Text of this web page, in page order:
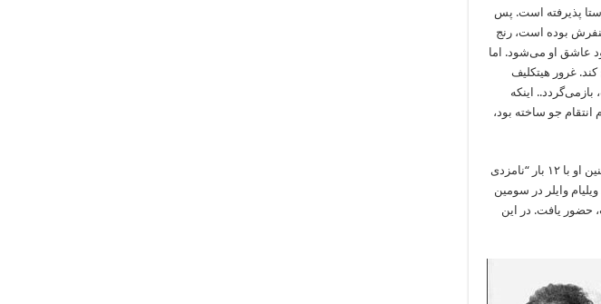
پذیرفته است. پس
بوده است، رنج
عاشق او می‌شود. اما
غرور هیتکلیف
اینکه
جو ساخته بود،
“نامزدی
وایلر در سومین
حضور یافت. در این